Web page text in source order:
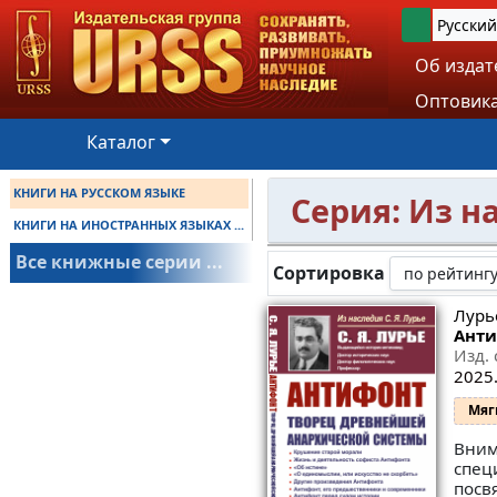
Русский
Об
Каталог
КНИГИ НА РУССКОМ ЯЗЫКЕ
КНИГИ НА ИНОСТРАННЫХ ЯЗЫКАХ ...
Все книжные серии ...
Серия: Из
Сортировка
Изд.